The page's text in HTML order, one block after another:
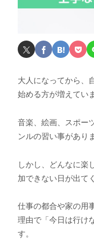
大人になってから、
始める方が増えてい
音楽、絵画、スポー
ンルの習い事があり
しかし、どんなに楽
加できない日が出て
仕事の都合や家の用
理由で「今日は行け
す。